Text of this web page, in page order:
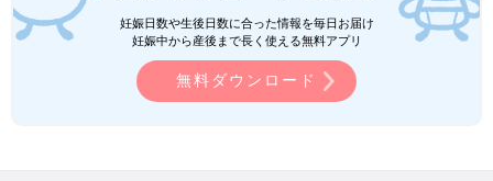
今は長男を迎えたときと法律が変わっているので、面接後に講義
を受けないとだめだったり、家庭訪問や育児研修があったりする
ので、面接から赤ちゃんを待機する状態になるまで早くても3カ
月ぐらいかかるんですが、長男のころにはそれがなかったので異
例の早さ。6月頭に面接を受けて、6月末にはもう長男はわが家に
妊娠日数や生後日数に合った情報を毎日お届け
妊娠中から産後まで長く使える無料アプリ
無料ダウンロード